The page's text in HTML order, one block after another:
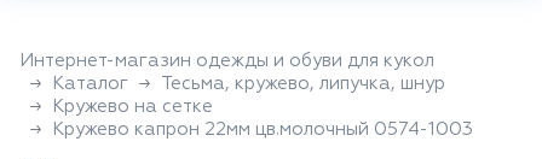
Интернет-магазин одежды и обуви для кукол
Каталог
Тесьма, кружево, липучка, шнур
Кружево на сетке
Кружево капрон 22мм цв.молочный 0574-1003